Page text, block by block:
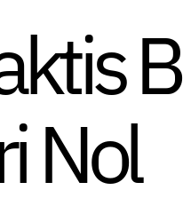
Nol